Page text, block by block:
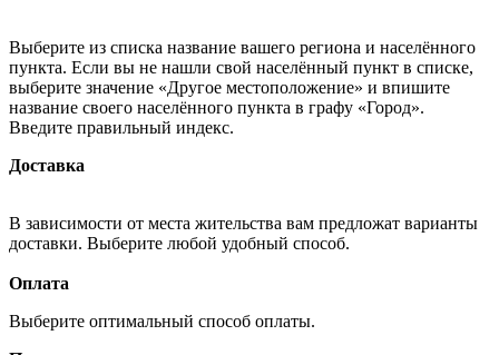
Выберите из списка название вашего региона и населённого
пункта. Если вы не нашли свой населённый пункт в списке,
выберите значение «Другое местоположение» и впишите
название своего населённого пункта в графу «Город».
Введите правильный индекс.
Доставка
В зависимости от места жительства вам предложат варианты
доставки. Выберите любой удобный способ.
Оплата
Выберите оптимальный способ оплаты.